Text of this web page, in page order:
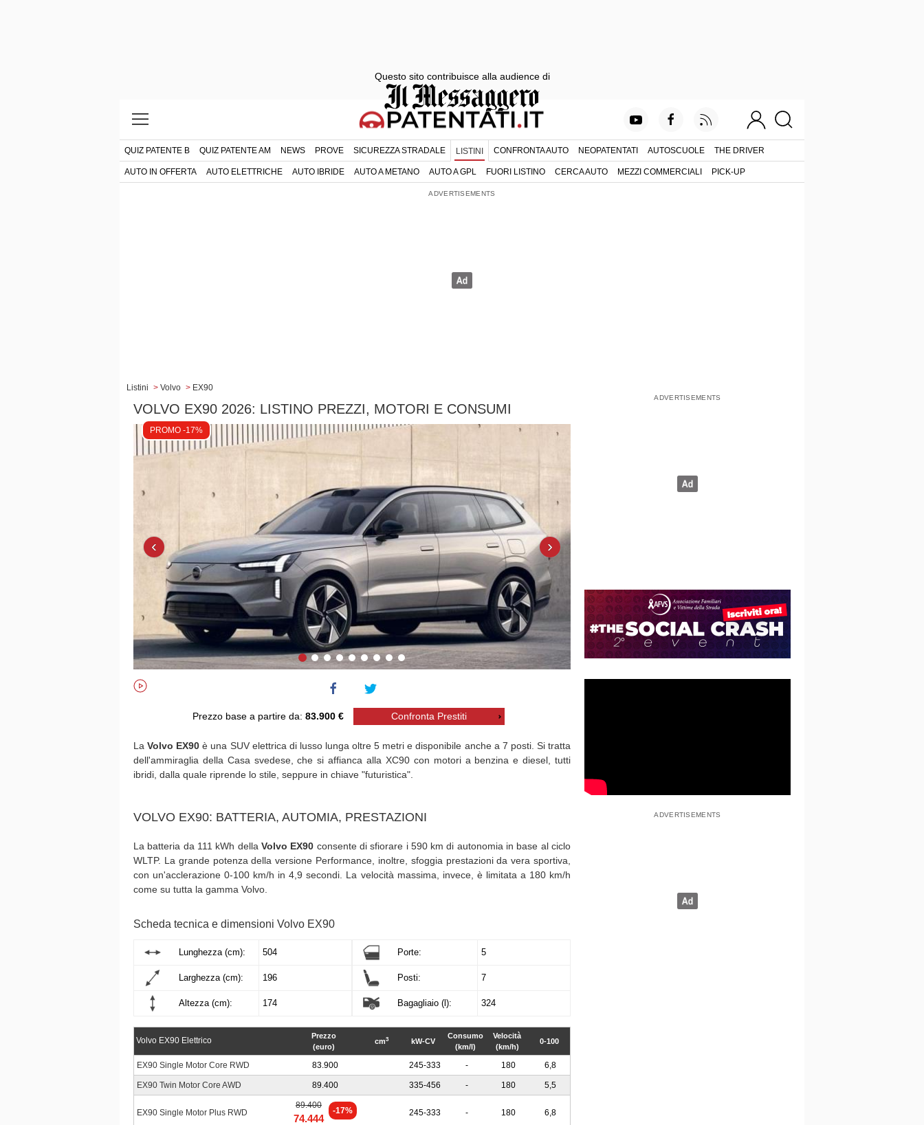
QUIZ PATENTE B QUIZ PATENTE AM NEWS PROVE SICUREZZA STRADALE LISTINI CONFRONTA AUTO NEOPATENTATI AUTOSCUOLE THE DRIVER
AUTO IN OFFERTA AUTO ELETTRICHE AUTO IBRIDE AUTO A METANO AUTO A GPL FUORI LISTINO CERCA AUTO MEZZI COMMERCIALI PICK-UP
Listini > Volvo > EX90
VOLVO EX90 2026: LISTINO PREZZI, MOTORI E CONSUMI
‹ ›
PROMO -17%
Prezzo base a partire da: 83.900 € Confronta Prestiti
LaVolvo EX90 è una SUV elettrica di lusso lunga oltre 5 metri e disponibile anche a 7 posti. Si tratta
dell'ammiraglia della Casa svedese, che si affianca alla XC90 con motori a benzina e diesel, tutti
ibridi, dalla quale riprende lo stile, seppure in chiave "futuristica".
VOLVO EX90: BATTERIA, AUTOMIA, PRESTAZIONI
La batteria da 111 kWh della Volvo EX90 consente di sfiorare i 590 km di autonomia in base al ciclo
WLTP. La grande potenza della versione Performance, inoltre, sfoggia prestazioni da vera sportiva,
con un'acclerazione 0-100 km/h in 4,9 secondi. La velocità massima, invece, è limitata a 180 km/h
come su tutta la gamma Volvo.
Scheda tecnica e dimensioni Volvo EX90
Lunghezza (cm): 504
Larghezza (cm): 196
Altezza (cm): 174
Porte: 5
Posti: 7
Bagagliaio (l): 324
Volvo EX90 Elettrico
Prezzo
(euro)
cm3 kW-CV
Consumo
(km/l)
Velocità
(km/h)
0-100
EX90 Single Motor Core RWD 83.900 245-333 - 180 6,8
EX90 Twin Motor Core AWD 89.400 335-456 - 180 5,5
EX90 Single Motor Plus RWD
89.400
74.444
-17% 245-333 - 180 6,8
Questo sito contribuisce alla audience di